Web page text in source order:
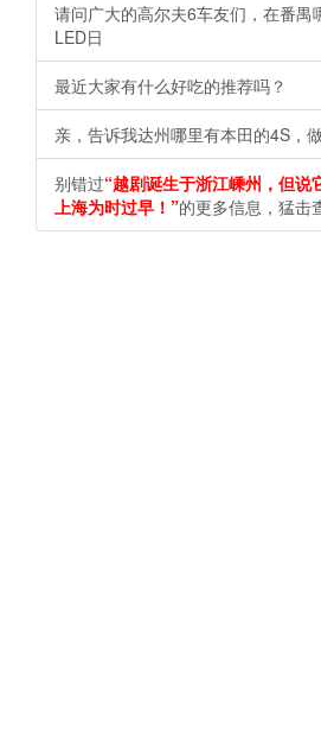
请问广大的高尔夫6车友们，在番禺
LED日
最近大家有什么好吃的推荐吗？ ​​​​
亲，告诉我达州哪里有本田的4S，
别错过“越剧诞生于浙江嵊州，但说
上海为时过早！”的更多信息，猛击